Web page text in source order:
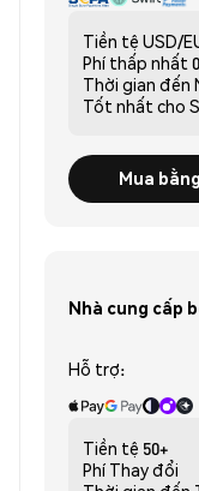
Tiền tệ USD/
Phí thấp nhất
Thời gian đến
Tốt nhất cho
Mua
Nhà cung cấp
Hỗ trợ:
Tiền tệ 50+
Phí Thay đổi